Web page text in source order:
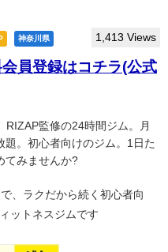
神奈川県 1,413 Views
員登録はコチラ(公式
監修の24時間ジム。月
。初心者向けのジム。1日た
てみませんか?
、ラクだから続く初心者向
ットネスジムです